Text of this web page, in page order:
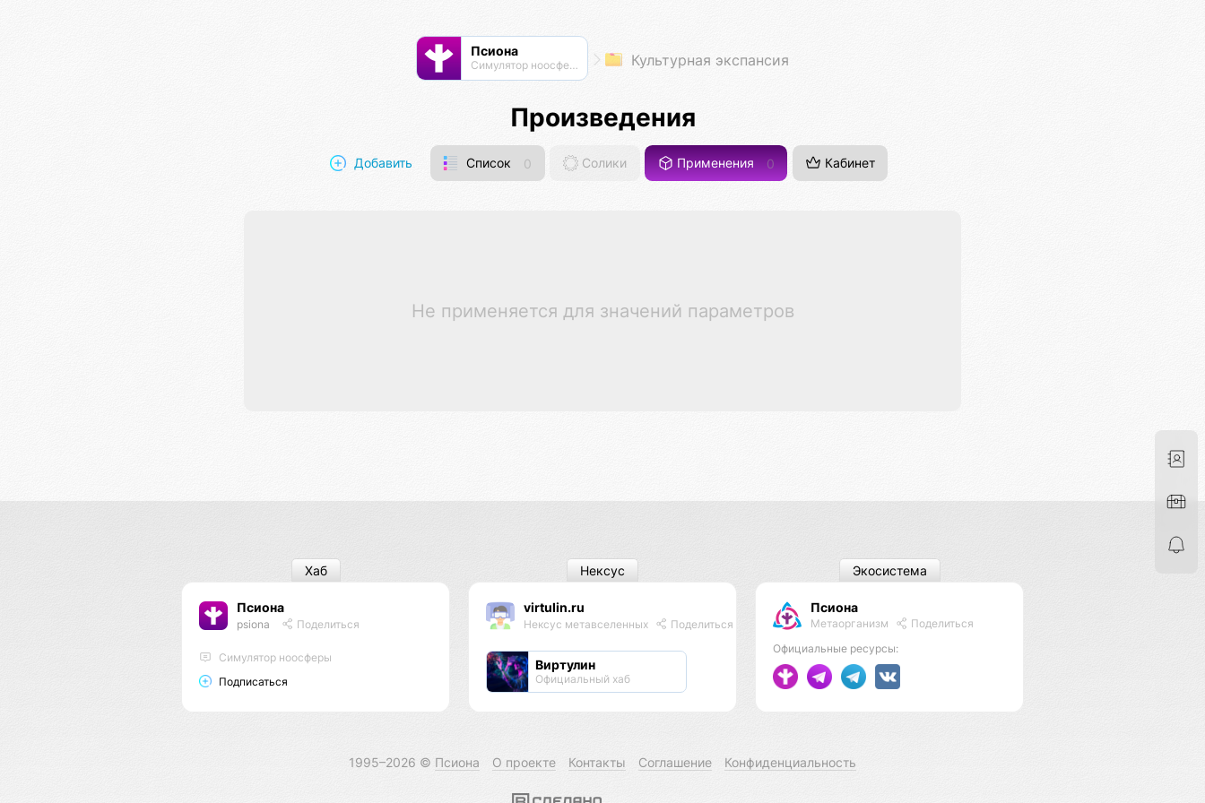
Псиона
Cимулятор ноосферы Культурная экспансия
Произведения
Добавить Список 0 Солики Применения 0 Кабинет
Не применяется для значений параметров
Псиона
psiona Поделиться
Cимулятор ноосферы
Подписаться
Хаб
virtulin.ru
Нексус метавселенных Поделиться
Виртулин
Официальный хаб
Нексус
Псиона
Метаорганизм
Поделиться
Официальные ресурсы:
Экосистема
1995–2026 © Псиона О проекте Контакты Соглашение Конфиденциальность